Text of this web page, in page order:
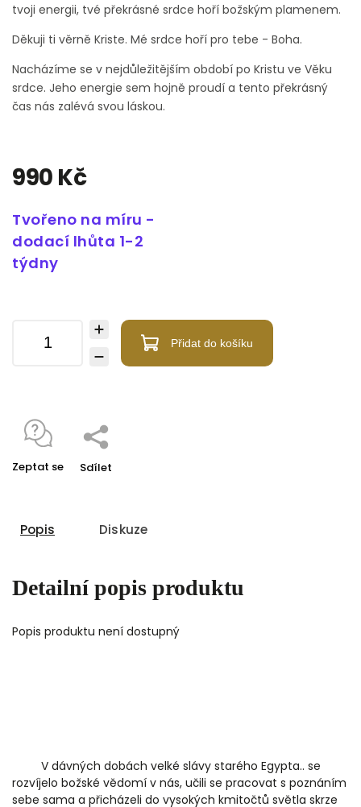
tvoji energii, tvé překrásné srdce hoří božským plamenem.
Děkuji ti věrně Kriste. Mé srdce hoří pro tebe - Boha.
Nacházíme se v nejdůležitějším období po Kristu ve Věku
srdce. Jeho energie sem hojně proudí a tento překrásný
čas nás zalévá svou láskou.
990 Kč
Tvořeno na míru -
dodací lhůta 1-2
týdny
Přidat do košíku
Zeptat se Sdílet
Popis Diskuze
Detailní popis produktu
Popis produktu není dostupný
V dávných dobách velké slávy starého Egypta.. se
rozvíjelo božské vědomí v nás, učili se pracovat s poznáním
sebe sama a přicházeli do vysokých kmitočtů světla skrze